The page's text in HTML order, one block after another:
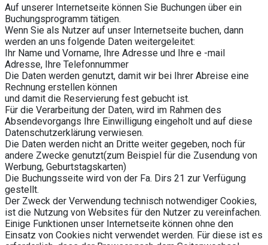
Auf unserer Internetseite können Sie Buchungen über ein
Buchungsprogramm tätigen.
Wenn Sie als Nutzer auf unser Internetseite buchen, dann
werden an uns folgende Daten weitergeleitet:
Ihr Name und Vorname, Ihre Adresse und Ihre e -mail
Adresse, Ihre Telefonnummer
Die Daten werden genutzt, damit wir bei Ihrer Abreise eine
Rechnung erstellen können
und damit die Reservierung fest gebucht ist.
Für die Verarbeitung der Daten, wird im Rahmen des
Absendevorgangs Ihre Einwilligung eingeholt und auf diese
Datenschutzerklärung verwiesen.
Die Daten werden nicht an Dritte weiter gegeben, noch für
andere Zwecke genutzt(zum Beispiel für die Zusendung von
Werbung, Geburtstagskarten)
Die Buchungsseite wird von der Fa. Dirs 21 zur Verfügung
gestellt.
Der Zweck der Verwendung technisch notwendiger Cookies,
ist die Nutzung von Websites für den Nutzer zu vereinfachen.
Einige Funktionen unser Internetseite können ohne den
Einsatz von Cookies nicht verwendet werden. Für diese ist es